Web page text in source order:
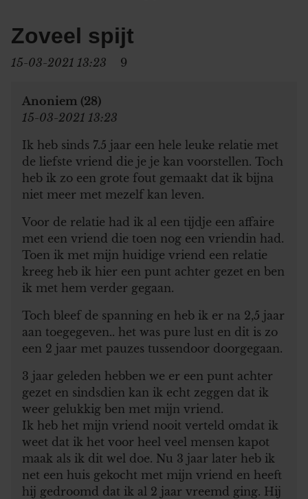
Zoveel spijt
15-03-2021 13:23 9
Anoniem (28)
15-03-2021 13:23
Ik heb sinds 7.5 jaar een hele leuke relatie met
de liefste vriend die je je kan voorstellen. Toch
heb ik zo een grote fout gemaakt dat ik bijna
niet meer met mezelf kan leven.
Voor de relatie had ik al een tijdje een affaire
met een vriend die toen nog een vriendin had.
Toen ik met mijn huidige vriend een relatie
kreeg heb ik hier een punt achter gezet en ben
ik met hem verder gegaan.
Toch bleef de spanning en heb ik er na 2,5 jaar
aan toegegeven.. het was pure lust en dit is zo
een 2 jaar met pauzes tussendoor doorgegaan.
3 jaar geleden hebben we er een punt achter
gezet en sindsdien kan ik echt zeggen dat ik
weer gelukkig ben met mijn vriend.
Ik heb het mijn vriend nooit verteld omdat ik
weet dat ik het voor heel veel mensen kapot
maak als ik dit wel doe. Nu 3 jaar later heb ik
net een huis gekocht met mijn vriend en heeft
hij gedroomd dat ik al 2 jaar vreemd ging. Hij